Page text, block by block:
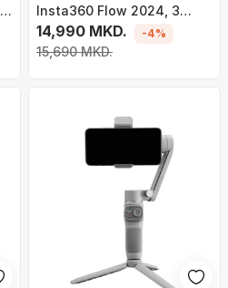
Insta360 Flow 2024, 3
aksesh, tripod dhe selfie
stick, gri
14,990 MKD.
15,690 MKD.
-4%